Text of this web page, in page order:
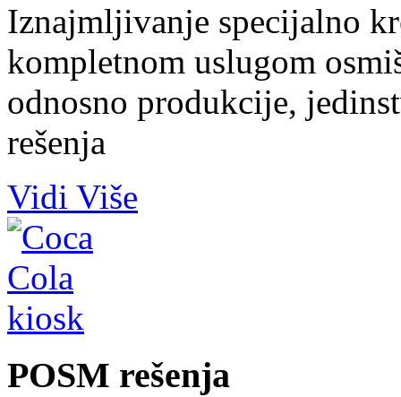
Iznajmljivanje specijalno
kompletnom uslugom
odnosno produkcije,
rešenja
Vidi Više
POSM rešenja